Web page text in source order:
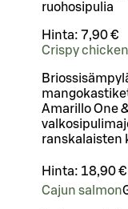
ruohosipulia
Hinta: 7,90 €
Crispy chicken
Amarillo One
ranskalaisten
Hinta: 18,90 €
Cajun salmon